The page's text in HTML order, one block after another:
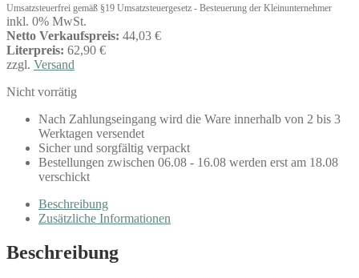
Umsatzsteuerfrei gemäß §19 Umsatzsteuergesetz - Besteuerung der Kleinunternehmer
inkl. 0% MwSt.
Netto Verkaufspreis: 44,03 €
Literpreis: 62,90 €
zzgl. Versand
Nicht vorrätig
Nach Zahlungseingang wird die Ware innerhalb von 2 bis 3
Werktagen versendet
Sicher und sorgfältig verpackt
Bestellungen zwischen 06.08 - 16.08 werden erst am 18.08
verschickt
Beschreibung
Zusätzliche Informationen
Beschreibung